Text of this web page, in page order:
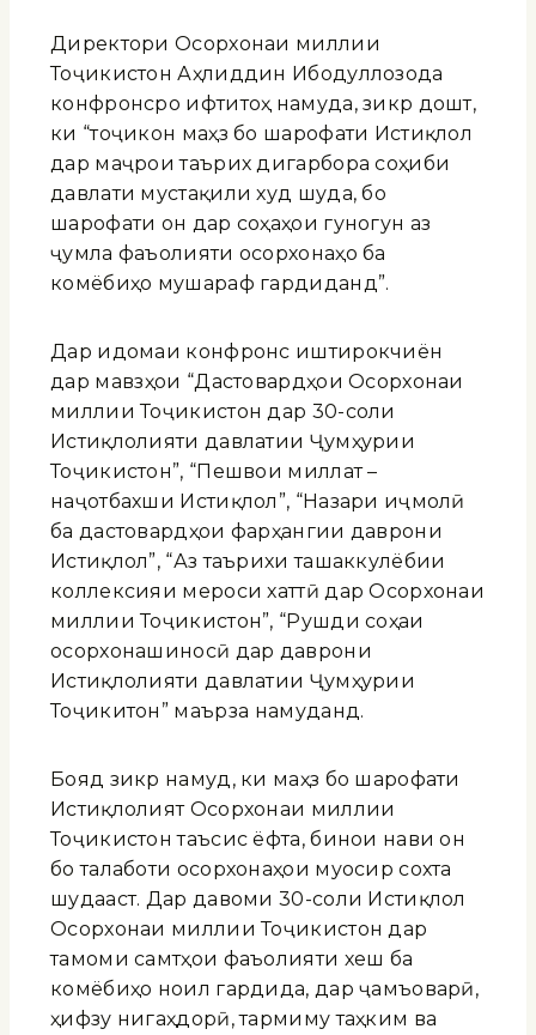
Директори Осорхонаи миллии
Тоҷикистон Аҳлиддин Ибодуллозода
конфронсро ифтитоҳ намуда, зикр дошт,
ки “тоҷикон маҳз бо шарофати Истиқлол
дар маҷрои таърих дигарбора соҳиби
давлати мустақили худ шуда, бо
шарофати он дар соҳаҳои гуногун аз
ҷумла фаъолияти осорхонаҳо ба
комёбиҳо мушараф гардиданд”.
Дар идомаи конфронс иштирокчиён
дар мавзӯҳои “Дастовардҳои Осорхонаи
миллии Тоҷикистон дар 30-соли
Истиқлолияти давлатии Ҷумҳурии
Тоҷикистон”, “Пешвои миллат –
наҷотбахши Истиқлол”, “Назари иҷмолӣ
ба дастовардҳои фарҳангии даврони
Истиқлол”, “Аз таърихи ташаккулёбии
коллексияи мероси хаттӣ дар Осорхонаи
миллии Тоҷикистон”, “Рушди соҳаи
осорхонашиносӣ дар даврони
Истиқлолияти давлатии Ҷумҳурии
Тоҷикитон” маърӯза намуданд.
Бояд зикр намуд, ки маҳз бо шарофати
Истиқлолият Осорхонаи миллии
Тоҷикистон таъсис ёфта, бинои нави он
бо талаботи осорхонаҳои муосир сохта
шудааст. Дар давоми 30-соли Истиқлол
Осорхонаи миллии Тоҷикистон дар
тамоми самтҳои фаъолияти хеш ба
комёбиҳо ноил гардида, дар ҷамъоварӣ,
ҳифзу нигаҳдорӣ, тармиму таҳким ва